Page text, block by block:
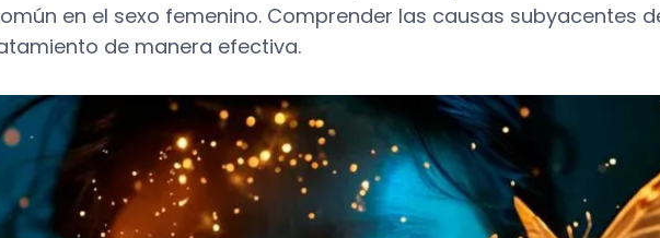
en el sexo femenino. Comprender las causas subyacentes
de manera efectiva.